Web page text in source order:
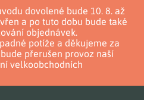
dovolené bude 10. 8. až
a po tuto dobu bude také
objednávek.
potíže a děkujeme za
přerušen provoz naší
velkoobchodních